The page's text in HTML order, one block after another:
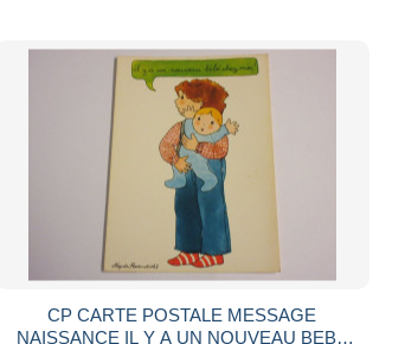
CP CARTE POSTALE MESSAGE
NAISSANCE IL Y A UN NOUVEAU BEBE